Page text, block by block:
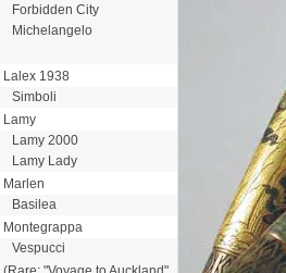
Forbidden City
Michelangelo
Lalex 1938
Simboli
Lamy
Lamy 2000
Lamy Lady
Marlen
Basilea
Montegrappa
Vespucci